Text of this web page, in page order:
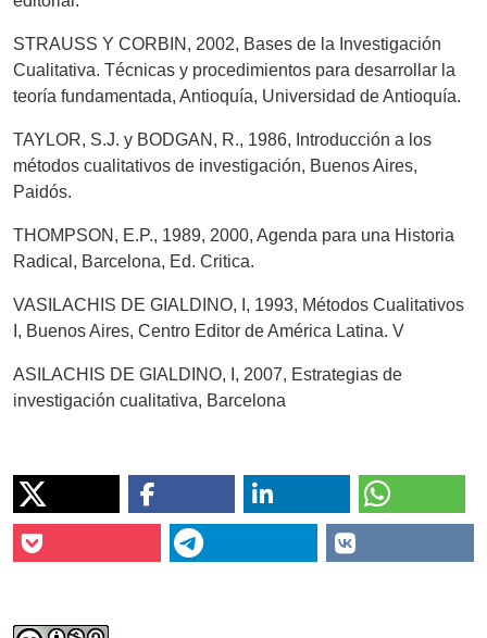
STRAUSS Y CORBIN, 2002, Bases de la Investigación
Cualitativa. Técnicas y procedimientos para desarrollar la
teoría fundamentada, Antioquía, Universidad de Antioquía.
TAYLOR, S.J. y BODGAN, R., 1986, Introducción a los
métodos cualitativos de investigación, Buenos Aires,
Paidós.
THOMPSON, E.P., 1989, 2000, Agenda para una Historia
Radical, Barcelona, Ed. Critica.
VASILACHIS DE GIALDINO, I, 1993, Métodos Cualitativos
I, Buenos Aires, Centro Editor de América Latina. V
ASILACHIS DE GIALDINO, I, 2007, Estrategias de
investigación cualitativa, Barcelona